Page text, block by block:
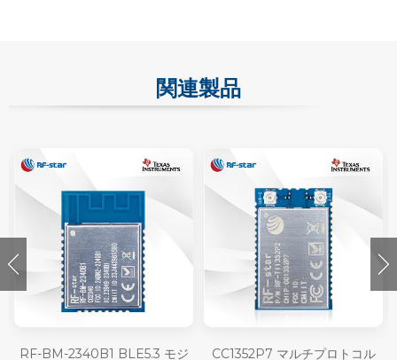
関連製品
RF-BM-2340B1 BLE5.3 モジ CC1352P7 マルチプロトコル